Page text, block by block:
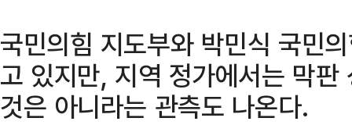
국민의힘 지도부와 박민식 국민
고 있지만, 지역 정가에서는 막
것은 아니라는 관측도 나온다.